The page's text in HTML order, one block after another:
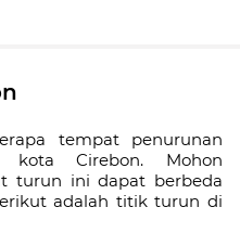
tempat penurunan
Cirebon. Mohon
turun ini dapat berbeda
adalah titik turun di